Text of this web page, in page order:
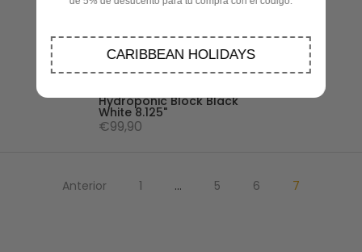
Hydroponic Block Black
White 8.125"
€99,90
Anterior 1 … 5 6 7
CARIBBEAN HOLIDAYS